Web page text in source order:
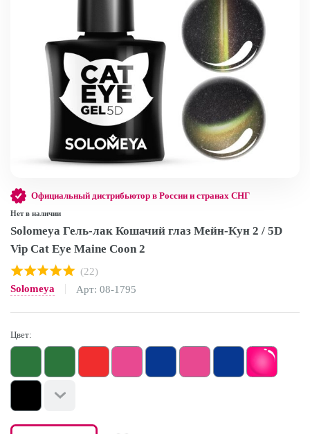
Официальный дистрибьютор в России и странах СНГ
Нет в наличии
Solomeya Гель-лак Кошачий глаз Мейн-Кун 2 / 5D
Vip Cat Eye Maine Coon 2
(22)
Solomeya
Арт: 08-1795
Цвет: